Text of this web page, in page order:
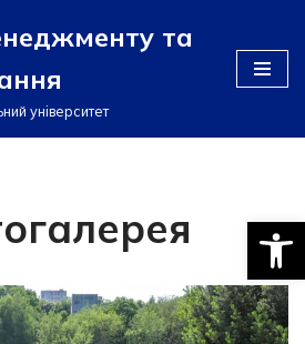
та
університет